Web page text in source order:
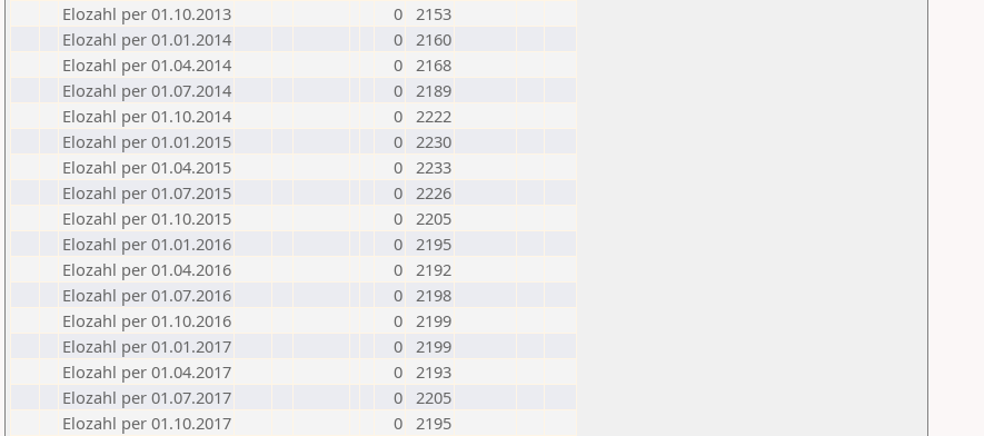
Elozahl per 01.10.2013
0 2153
Elozahl per 01.01.2014
0 2160
Elozahl per 01.04.2014
0 2168
Elozahl per 01.07.2014
0 2189
Elozahl per 01.10.2014
0 2222
Elozahl per 01.01.2015
0 2230
Elozahl per 01.04.2015
0 2233
Elozahl per 01.07.2015
0 2226
Elozahl per 01.10.2015
0 2205
Elozahl per 01.01.2016
0 2195
Elozahl per 01.04.2016
0 2192
Elozahl per 01.07.2016
0 2198
Elozahl per 01.10.2016
0 2199
Elozahl per 01.01.2017
0 2199
Elozahl per 01.04.2017
0 2193
Elozahl per 01.07.2017
0 2205
Elozahl per 01.10.2017
0 2195